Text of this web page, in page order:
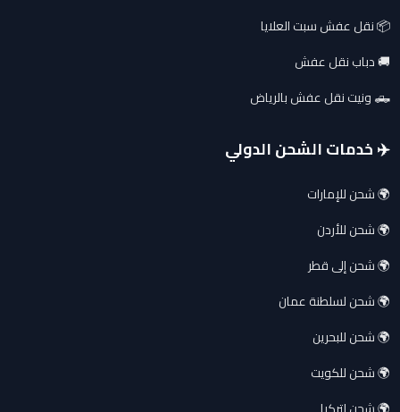
📦 نقل عفش سبت العلايا
🚚 دباب نقل عفش
🛻 ونيت نقل عفش بالرياض
✈️ خدمات الشحن الدولي
🌍 شحن للإمارات
🌍 شحن للأردن
🌍 شحن إلى قطر
🌍 شحن لسلطنة عمان
🌍 شحن للبحرين
🌍 شحن للكويت